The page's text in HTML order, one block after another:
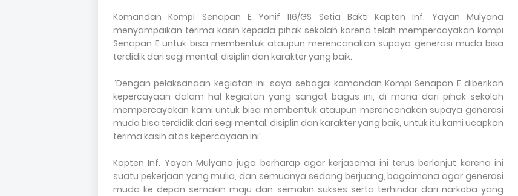
Komandan Kompi Senapan E Yonif 116/GS Setia Bakti Kapten Inf. Yayan Mulyana
menyampaikan terima kasih kepada pihak sekolah karena telah mempercayakan kompi
Senapan E untuk bisa membentuk ataupun merencanakan supaya generasi muda bisa
terdidik dari segi mental, disiplin dan karakter yang baik.
“Dengan pelaksanaan kegiatan ini, saya sebagai komandan Kompi Senapan E diberikan
kepercayaan dalam hal kegiatan yang sangat bagus ini, di mana dari pihak sekolah
mempercayakan kami untuk bisa membentuk ataupun merencanakan supaya generasi
muda bisa terdidik dari segi mental, disiplin dan karakter yang baik, untuk itu kami ucapkan
terima kasih atas kepercayaan ini”.
Kapten Inf. Yayan Mulyana juga berharap agar kerjasama ini terus berlanjut karena ini
suatu pekerjaan yang mulia, dan semuanya sedang berjuang, bagaimana agar generasi
muda ke depan semakin maju dan semakin sukses serta terhindar dari narkoba yang